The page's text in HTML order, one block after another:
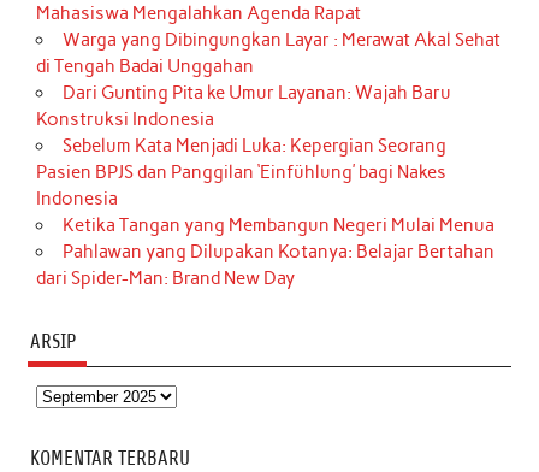
Mahasiswa Mengalahkan Agenda Rapat
Warga yang Dibingungkan Layar : Merawat Akal Sehat
di Tengah Badai Unggahan
Dari Gunting Pita ke Umur Layanan: Wajah Baru
Konstruksi Indonesia
Sebelum Kata Menjadi Luka: Kepergian Seorang
Pasien BPJS dan Panggilan ‘Einfühlung’ bagi Nakes
Indonesia
Ketika Tangan yang Membangun Negeri Mulai Menua
Pahlawan yang Dilupakan Kotanya: Belajar Bertahan
dari Spider-Man: Brand New Day
ARSIP
Arsip
KOMENTAR TERBARU